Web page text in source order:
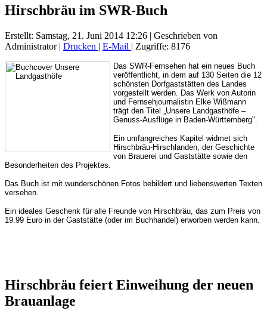
Hirschbräu im SWR-Buch
Erstellt: Samstag, 21. Juni 2014 12:26 | Geschrieben von
Administrator| Drucken | E-Mail | Zugriffe: 8176
Das SWR-Fernsehen hat ein neues Buch
veröffentlicht, in dem auf 130 Seiten die 12
schönsten Dorfgaststätten des Landes
vorgestellt werden. Das Werk von Autorin
und Fernsehjournalistin Elke Wißmann
trägt den Titel „Unsere Landgasthöfe –
Genuss-Ausflüge in Baden-Württemberg".
Ein umfangreiches Kapitel widmet sich
Hirschbräu-Hirschlanden, der Geschichte
von Brauerei und Gaststätte sowie den
Besonderheiten des Projektes.
Das Buch ist mit wunderschönen Fotos bebildert und liebenswerten Texten
versehen.
Ein ideales Geschenk für alle Freunde von Hirschbräu, das zum Preis von
19.99 Euro in der Gaststätte (oder im Buchhandel) erworben werden kann.
Hirschbräu feiert Einweihung der neuen
Brauanlage